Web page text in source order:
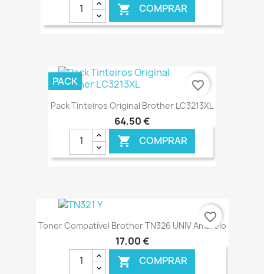
 COMPRAR
€ ONLINE
Pack Tinteiros Original Brother LC3213XL
64,50 €
 COMPRAR
PACK favorite_border
Toner Compatível Brother TN326 UNIV Amarelo
17,00 €
 COMPRAR
favorite_border